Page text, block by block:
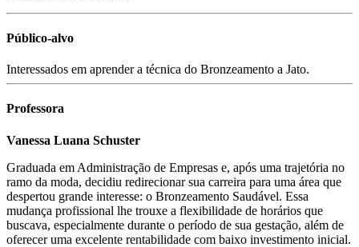
Público-alvo
Interessados em aprender a técnica do Bronzeamento a Jato.
Professora
Vanessa Luana Schuster
Graduada em Administração de Empresas e, após uma trajetória no
ramo da moda, decidiu redirecionar sua carreira para uma área que
despertou grande interesse: o Bronzeamento Saudável. Essa
mudança profissional lhe trouxe a flexibilidade de horários que
buscava, especialmente durante o período de sua gestação, além de
oferecer uma excelente rentabilidade com baixo investimento inicial.